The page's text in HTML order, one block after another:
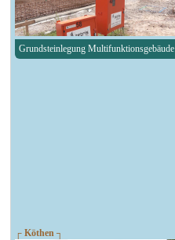
Grundsteinlegung Multifunktionsgebäude
┌ Köthen ┐